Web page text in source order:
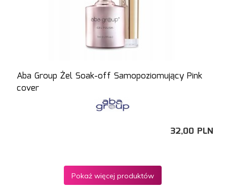
Aba Group Żel Soak-off Samopoziomujący Pink
cover
32,00 PLN
Pokaż więcej produktów